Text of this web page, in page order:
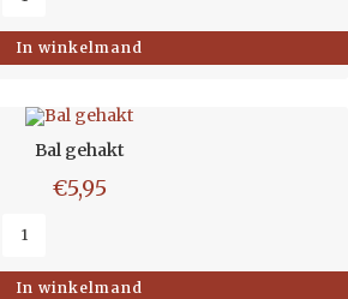
In winkelmand
Bal gehakt
€5,95
In winkelmand